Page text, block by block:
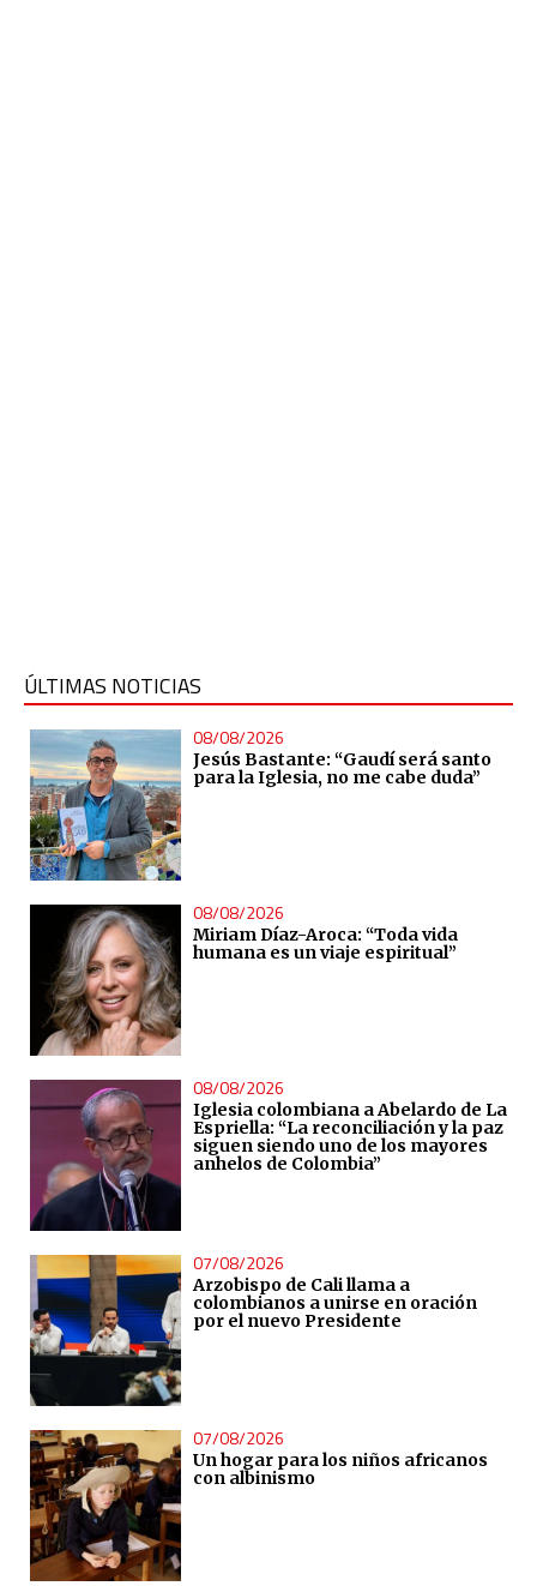
ÚLTIMAS NOTICIAS
08/08/2026
Jesús Bastante: “Gaudí será santo
para la Iglesia, no me cabe duda”
08/08/2026
Miriam Díaz-Aroca: “Toda vida
humana es un viaje espiritual”
08/08/2026
Iglesia colombiana a Abelardo de La
Espriella: “La reconciliación y la paz
siguen siendo uno de los mayores
anhelos de Colombia”
07/08/2026
Arzobispo de Cali llama a
colombianos a unirse en oración
por el nuevo Presidente
07/08/2026
Un hogar para los niños africanos
con albinismo